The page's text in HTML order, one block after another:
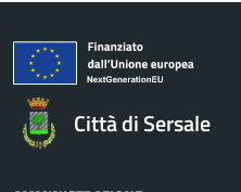
Città di Sersale